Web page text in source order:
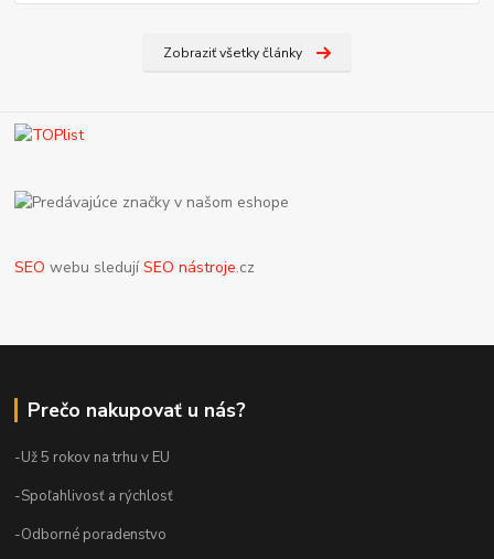
Zobraziť všetky články
SEO webu sledujíSEO nástroje.cz
Prečo nakupovať u nás?
-Už 5 rokov na trhu v EU
-Spoľahlivosť a rýchlosť
-Odborné poradenstvo